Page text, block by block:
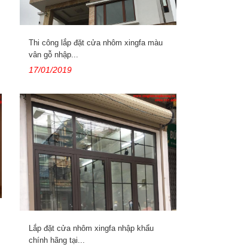
Thi công lắp đặt cửa nhôm xingfa màu
vân gỗ nhập...
17/01/2019
Lắp đặt cửa nhôm xingfa nhập khẩu
chính hãng tại...